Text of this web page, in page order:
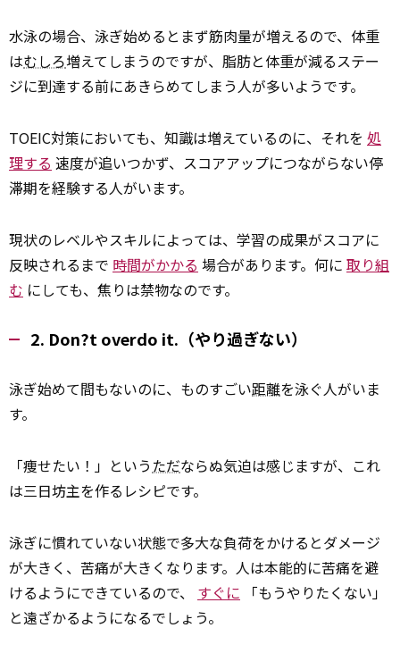
水泳の場合、泳ぎ始めるとまず筋肉量が増えるので、体重
はむしろ増えてしまうのですが、脂肪と体重が減るステー
ジに到達する前にあきらめてしまう人が多いようです。
TOEIC対策においても、知識は増えているのに、それを 処
理する 速度が追いつかず、スコアアップにつながらない停
滞期を経験する人がいます。
現状のレベルやスキルによっては、学習の成果がスコアに
反映されるまで 時間がかかる 場合があります。何に 取り組
む にしても、焦りは禁物なのです。
2. Don?t overdo it.（やり過ぎない）
泳ぎ始めて間もないのに、ものすごい距離を泳ぐ人がいま
す。
「痩せたい！」という ただならぬ気迫は感じますが、これ
は三日坊主を作るレシピです。
泳ぎに慣れていない状態で多大な負荷をかけるとダメージ
が大きく、苦痛が大きくなります。人は本能的に苦痛を避
けるようにできているので、 すぐに 「もうやりたくない」
と遠ざかるようになるでしょう。